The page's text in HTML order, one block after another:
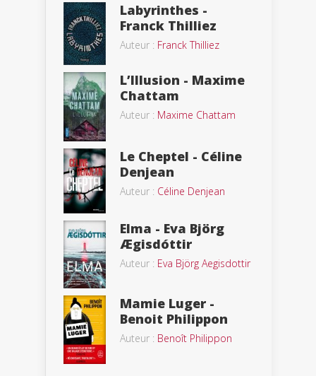
Labyrinthes -
Franck Thilliez
Auteur : Franck Thilliez
L’Illusion - Maxime
Chattam
Auteur : Maxime Chattam
Le Cheptel - Céline
Denjean
Auteur : Céline Denjean
Elma - Eva Björg
Ægisdóttir
Auteur : Eva Björg Aegisdottir
Mamie Luger -
Benoit Philippon
Auteur : Benoît Philippon